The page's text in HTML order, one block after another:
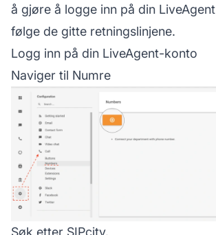
å gjøre å logge inn på din LiveAgent
følge de gitte retningslinjene.
Logg inn på din LiveAgent-konto
Naviger til Numre
Søk etter SIPcity.